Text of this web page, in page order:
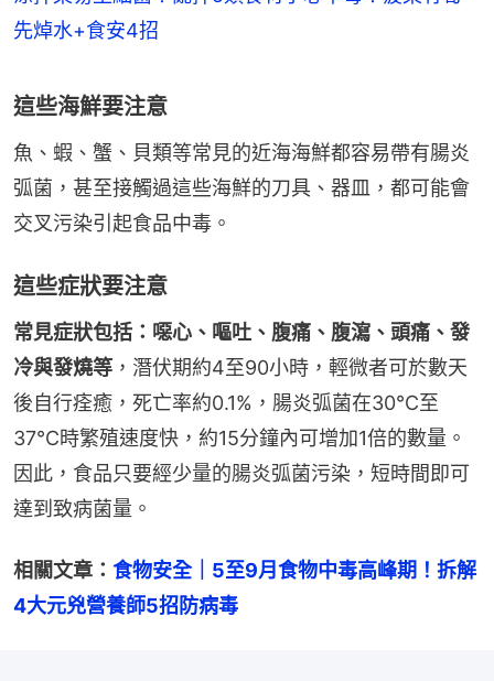
先焯水+食安4招
這些海鮮要注意
魚、蝦、蟹、貝類等常見的近海海鮮都容易帶有腸炎
弧菌，甚至接觸過這些海鮮的刀具、器皿，都可能會
交叉污染引起食品中毒。
這些症狀要注意
常見症狀包括：噁心、嘔吐、腹痛、腹瀉、頭痛、發
冷與發燒等 ，潛伏期約4至90小時，輕微者可於數天
後自行痊癒，死亡率約0.1%，腸炎弧菌在30℃至
37℃時繁殖速度快，約15分鐘內可增加1倍的數量。
因此，食品只要經少量的腸炎弧菌污染，短時間即可
達到致病菌量。
相關文章： 食物安全｜5至9月食物中毒高峰期！拆解
4大元兇營養師5招防病毒